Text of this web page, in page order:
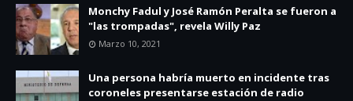
Monchy Fadul y José Ramón Peralta se fueron a
"las trompadas", revela Willy Paz
Marzo 10, 2021
Una persona habría muerto en incidente tras
coroneles presentarse estación de radio